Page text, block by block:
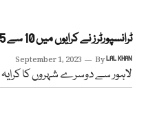
ٹرانسپورٹرز نے کرایوں میں 10 سے 15 فیصد تک اضافہ کردیا
September 1, 2023 ByLAL KHAN
لاہور سے دوسرے شہروں کا کرایہ 200 سے 300 روپے بڑھا دیا گیا